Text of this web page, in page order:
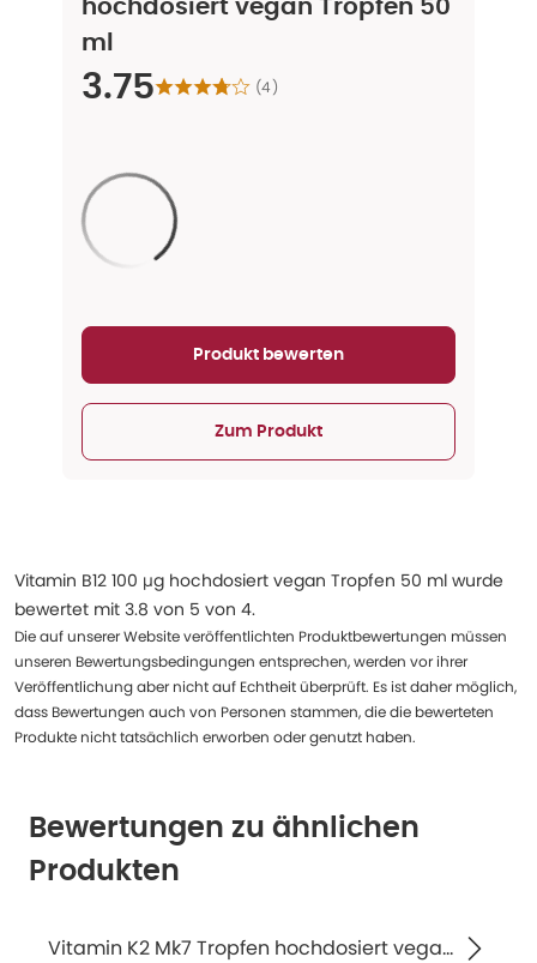
hochdosiert vegan Tropfen 50
ml
3.75 (4)
Aktualisieren...
Produkt bewerten
Zum Produkt
Vitamin B12 100 µg hochdosiert vegan Tropfen 50 ml wurde
bewertet mit 3.8 von 5 von 4.
Die auf unserer Website veröffentlichten Produktbewertungen müssen
unseren Bewertungsbedingungen entsprechen, werden vor ihrer
Veröffentlichung aber nicht auf Echtheit überprüft. Es ist daher möglich,
dass Bewertungen auch von Personen stammen, die die bewerteten
Produkte nicht tatsächlich erworben oder genutzt haben.
Bewertungen zu ähnlichen
Produkten
Vitamin K2 Mk7 Tropfen hochdosiert vegan 50 ml